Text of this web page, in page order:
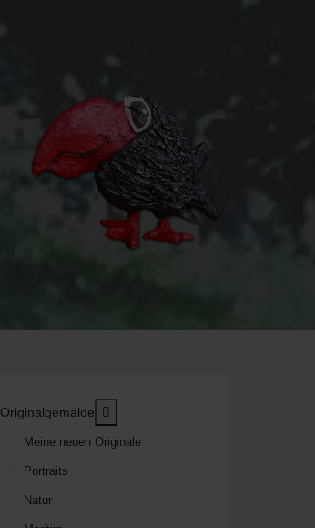
Originalgemälde
Meine neuen Originale
Portraits
Natur